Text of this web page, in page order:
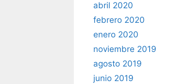
abril 2020
febrero 2020
enero 2020
noviembre 2019
agosto 2019
junio 2019